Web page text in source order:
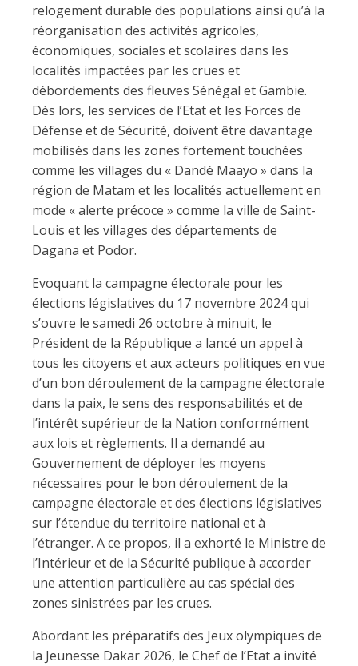
relogement durable des populations ainsi qu’à la
réorganisation des activités agricoles,
économiques, sociales et scolaires dans les
localités impactées par les crues et
débordements des fleuves Sénégal et Gambie.
Dès lors, les services de l’Etat et les Forces de
Défense et de Sécurité, doivent être davantage
mobilisés dans les zones fortement touchées
comme les villages du « Dandé Maayo » dans la
région de Matam et les localités actuellement en
mode « alerte précoce » comme la ville de Saint-
Louis et les villages des départements de
Dagana et Podor.
Evoquant la campagne électorale pour les
élections législatives du 17 novembre 2024 qui
s’ouvre le samedi 26 octobre à minuit, le
Président de la République a lancé un appel à
tous les citoyens et aux acteurs politiques en vue
d’un bon déroulement de la campagne électorale
dans la paix, le sens des responsabilités et de
l’intérêt supérieur de la Nation conformément
aux lois et règlements. Il a demandé au
Gouvernement de déployer les moyens
nécessaires pour le bon déroulement de la
campagne électorale et des élections législatives
sur l’étendue du territoire national et à
l’étranger. A ce propos, il a exhorté le Ministre de
l’Intérieur et de la Sécurité publique à accorder
une attention particulière au cas spécial des
zones sinistrées par les crues.
Abordant les préparatifs des Jeux olympiques de
la Jeunesse Dakar 2026, le Chef de l’Etat a invité